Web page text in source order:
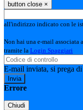
button close ×
all'indirizzo indicato con le
Non hai una e-mail associata
tramite la Login Spaggiari
E-mail inviata, si prega
Errore
Chiudi